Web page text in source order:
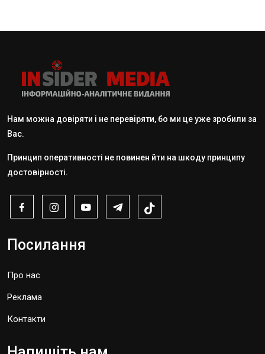
Нам можна довіряти і не перевіряти, бо ми це уже зробили за
Вас.
Принцип оперативності не повинен йти на шкоду принципу
достовірності.
Посилання
Про нас
Реклама
Контакти